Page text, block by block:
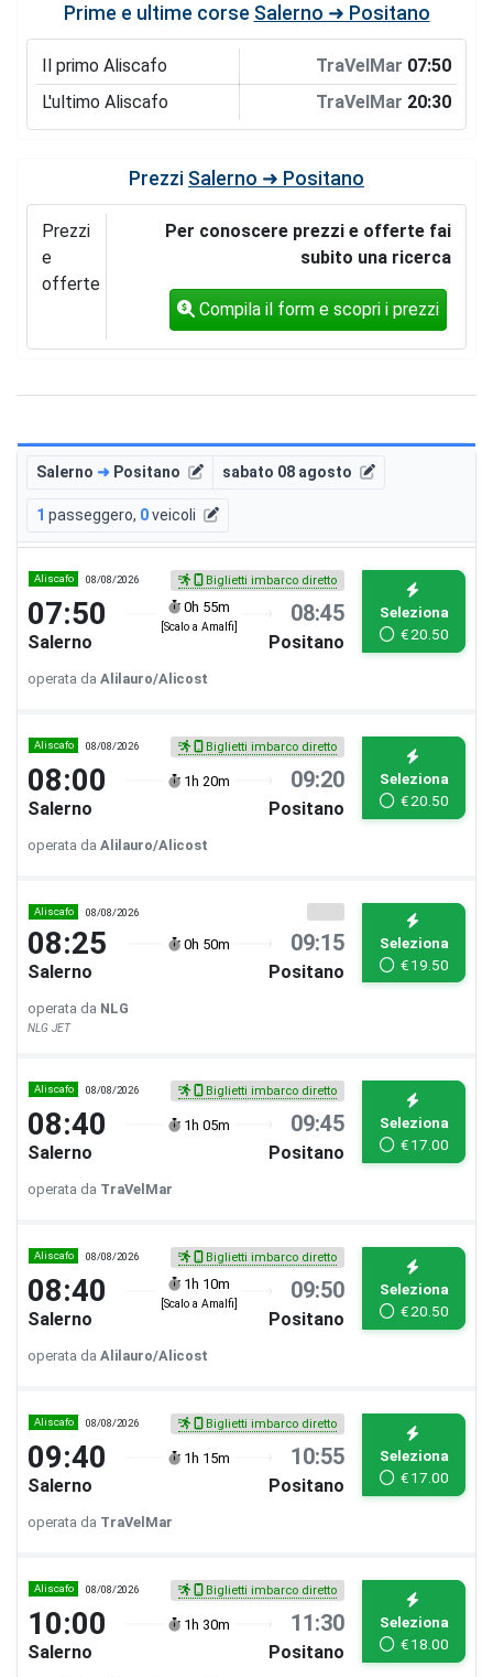
Prime e ultime corse Salerno ➜ Positano
Il primo Aliscafo TraVelMar 07:50
L'ultimo Aliscafo
TraVelMar 20:30
Prezzi Salerno ➜ Positano
Prezzi
e
offerte
Per conoscere prezzi e offerte fai
subito una ricerca
Compila il form e scopri i prezzi
Salerno ➜ Positano sabato 08 agosto
1 passeggero, 0veicoli
Aliscafo 08/08/2026 Biglietti imbarco diretto
07:50 0h 55m
[Scalo a Amalfi]
08:45
Salerno Positano
Seleziona
€20.50
operata da Alilauro/Alicost
Aliscafo 08/08/2026 Biglietti imbarco diretto
08:00 1h 20m 09:20
Salerno Positano
Seleziona
€20.50
operata da Alilauro/Alicost
Aliscafo 08/08/2026
08:25 0h 50m 09:15
Salerno Positano
Seleziona
€19.50
operata da NLG
NLG JET
Aliscafo 08/08/2026 Biglietti imbarco diretto
08:40 1h 05m 09:45
Salerno Positano
Seleziona
€17.00
operata da TraVelMar
Aliscafo 08/08/2026 Biglietti imbarco diretto
08:40 1h 10m
[Scalo a Amalfi]
09:50
Salerno Positano
Seleziona
€20.50
operata da Alilauro/Alicost
Aliscafo 08/08/2026 Biglietti imbarco diretto
09:40 1h 15m 10:55
Salerno Positano
Seleziona
€17.00
operata da TraVelMar
Aliscafo 08/08/2026 Biglietti imbarco diretto
10:00 1h 30m 11:30
Salerno Positano
Seleziona
€18.00